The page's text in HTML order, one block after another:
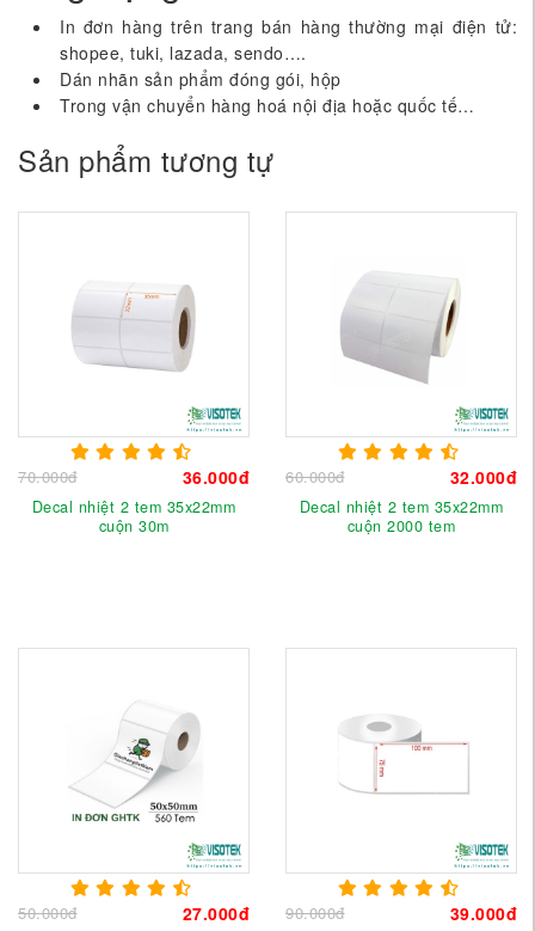
In đơn hàng trên trang bán hàng thường mại điện tử:
shopee, tuki, lazada, sendo….
Dán nhãn sản phẩm đóng gói, hộp
Trong vận chuyển hàng hoá nội địa hoặc quốc tế…
Sản phẩm tương tự
70.000đ 36.000đ
Decal nhiệt 2 tem 35x22mm
cuộn 30m
60.000đ 32.000đ
Decal nhiệt 2 tem 35x22mm
cuộn 2000 tem
50.000đ 27.000đ 90.000đ 39.000đ